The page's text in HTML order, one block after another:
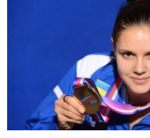
ВІДЕОУРОКИ «ELIFBE»
СВІДЧЕННЯ ОКУПАЦІЇ
УКРАЇНСЬКА ПРОБЛЕМА КРИМУ
ЯК ОБІЙТИ БЛОКУВАННЯ
Русский
Qırımtatar